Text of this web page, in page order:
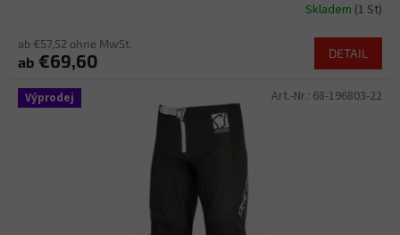
Skladem (1 St)
ab €57,52 ohne MwSt.
ab €69,60 DETAIL
Výprodej Art.-Nr.: 68-196803-22